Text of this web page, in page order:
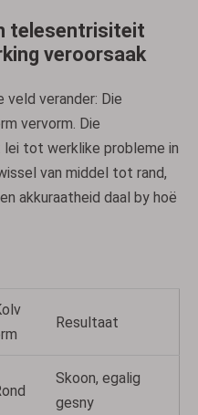
telesentrisiteit
veroorsaak
veld verander: Die
vervorm. Die
tot werklike probleme in
van middel tot rand,
akkuraatheid daal by hoë
Resultaat
Skoon, egalig
gesny